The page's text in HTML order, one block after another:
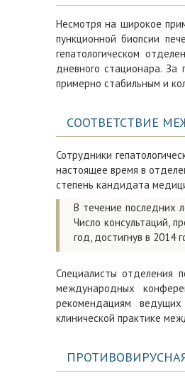
Несмотря на широкое
пункционной биопсии
гепатологическом
дневного стационара. За
примерно стабильным и
СООТВЕТСТВИЕ
Сотрудники
настоящее время в
степень кандидата
В течение последних
Число консультаций,
год, достигнув в 2014
Специалисты отделения
международных
рекомендациям
клинической практике